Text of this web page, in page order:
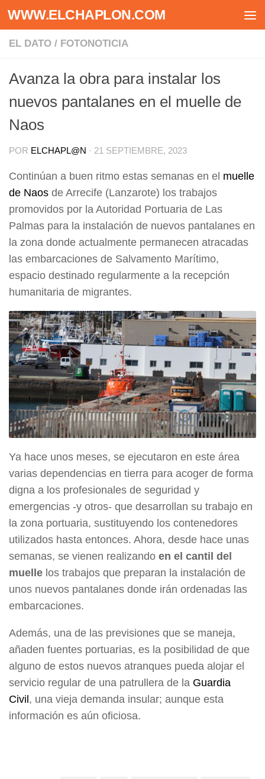
Saltar al contenido
WWW.ELCHAPLON.COM
EL DATO / FOTONOTICIA
Avanza la obra para instalar los
nuevos pantalanes en el muelle de
Naos
POR ELCHAPL@N · 21 SEPTIEMBRE, 2023
Continúan a buen ritmo estas semanas en el muelle
de Naos de Arrecife (Lanzarote) los trabajos
promovidos por la Autoridad Portuaria de Las
Palmas para la instalación de nuevos pantalanes en
la zona donde actualmente permanecen atracadas
las embarcaciones de Salvamento Marítimo,
espacio destinado regularmente a la recepción
humanitaria de migrantes.
Ya hace unos meses, se ejecutaron en este área
varias dependencias en tierra para acoger de forma
digna a los profesionales de seguridad y
emergencias -y otros- que desarrollan su trabajo en
la zona portuaria, sustituyendo los contenedores
utilizados hasta entonces. Ahora, desde hace unas
semanas, se vienen realizando en el cantil del
muelle los trabajos que preparan la instalación de
unos nuevos pantalanes donde irán ordenadas las
embarcaciones.
Además, una de las previsiones que se maneja,
añaden fuentes portuarias, es la posibilidad de que
alguno de estos nuevos atranques pueda alojar el
servicio regular de una patrullera de la Guardia
Civil , una vieja demanda insular; aunque esta
información es aún oficiosa.